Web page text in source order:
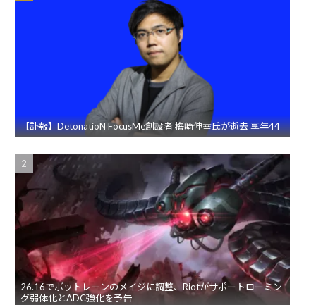
【訃報】DetonatioN FocusMe創設者 梅崎伸幸氏が逝去 享年44
26.16でボットレーンのメイジに調整、Riotがサポートローミン
グ弱体化とADC強化を予告